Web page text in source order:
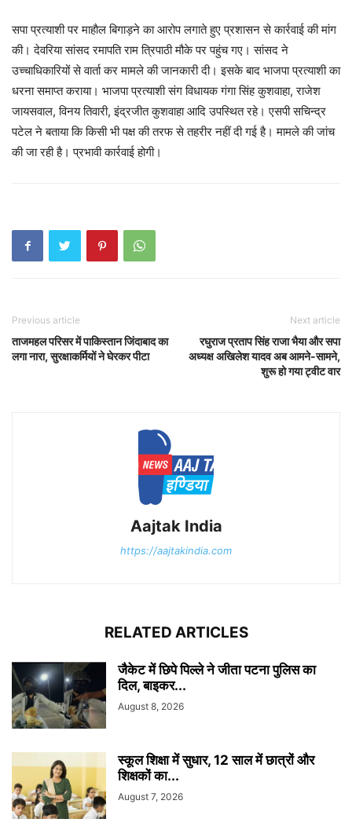
सपा प्रत्याशी पर माहाैल बिगाड़ने का आरोप लगाते हुए प्रशासन से कार्रवाई की मांग
की। देवरिया सांसद रमापति राम त्रिपाठी मौके पर पहुंच गए। सांसद ने
उच्चाधिकारियों से वार्ता कर मामले की जानकारी दी। इसके बाद भाजपा प्रत्याशी का
धरना समाप्त कराया। भाजपा प्रत्याशी संग विधायक गंगा सिंह कुशवाहा, राजेश
जायसवाल, विनय तिवारी, इंद्रजीत कुशवाहा आदि उपस्थित रहे। एसपी सचिन्द्र
पटेल ने बताया कि किसी भी पक्ष की तरफ से तहरीर नहीं दी गई है। मामले की जांच
की जा रही है। प्रभावी कार्रवाई होगी।
Previous article
ताजमहल परिसर में पाकिस्तान जिंदाबाद का
लगा नारा, सुरक्षाकर्मियों ने घेरकर पीटा
Next article
रघुराज प्रताप सिंह राजा भैया और सपा
अध्यक्ष अखिलेश यादव अब आमने-सामने,
शुरू हो गया ट्वीट वार
Aajtak India
https://aajtakindia.com
RELATED ARTICLES
जैकेट में छिपे पिल्ले ने जीता पटना पुलिस का
दिल, बाइकर...
August 8, 2026
स्कूल शिक्षा में सुधार, 12 साल में छात्रों और
शिक्षकों का...
August 7, 2026